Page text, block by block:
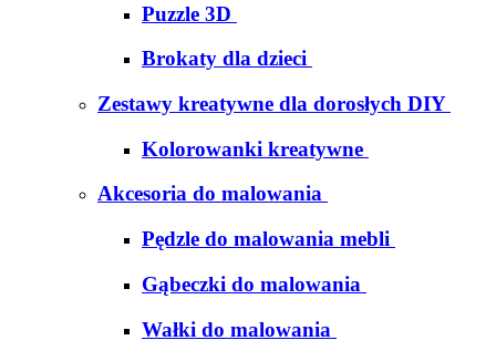
Puzzle 3D
Brokaty dla dzieci
Zestawy kreatywne dla dorosłych DIY
Kolorowanki kreatywne
Akcesoria do malowania
Pędzle do malowania mebli
Gąbeczki do malowania
Wałki do malowania